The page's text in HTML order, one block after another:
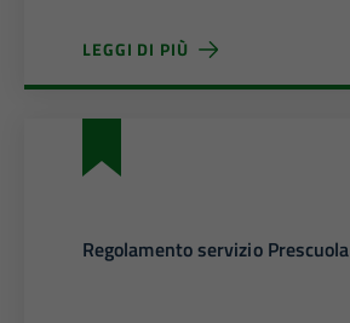
LEGGI DI PIÙ
Regolamento servizio Prescuola